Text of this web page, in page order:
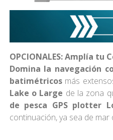
OPCIONALES: Amplía tu
Domina la navegación
batimétricosmás
Lake o Large de la zona
de pesca GPS plotter
continuación, ya sea de mar